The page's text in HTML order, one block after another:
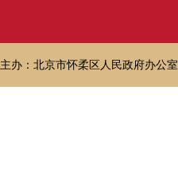
主办：北京市怀柔区人民政府办公室